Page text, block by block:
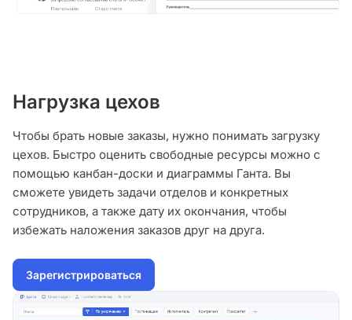
Нагрузка цехов
Чтобы брать новые заказы, нужно понимать загрузку
цехов. Быстро оценить свободные ресурсы можно с
помощью канбан-доски и диаграммы Ганта. Вы
сможете увидеть задачи отделов и конкретных
сотрудников, а также дату их окончания, чтобы
избежать наложения заказов друг на друга.
Зарегистрироваться